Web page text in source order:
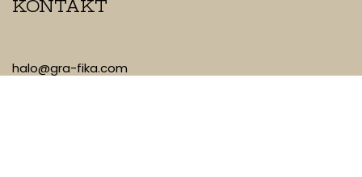
KONTAKT
halo@gra-fika.com